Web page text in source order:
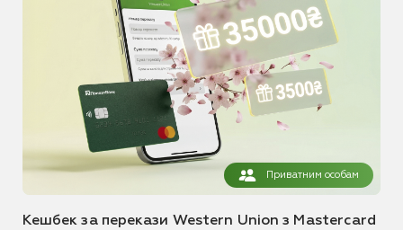
Приватним особам
Кешбек за перекази Western Union з Mastercard